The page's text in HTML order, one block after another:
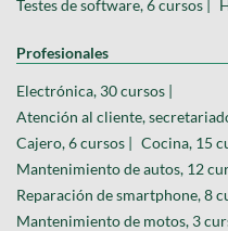
Testes de software, 6 cursos |
Profesionales
Electrónica, 30 cursos |
Atención al cliente,
Cajero, 6 cursos | Cocina, 15
Mantenimiento de autos, 12
Reparación de smartphone, 8
Mantenimiento de motos, 3